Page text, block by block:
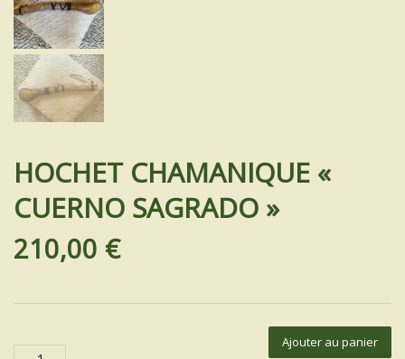
INSTRUMENTS SACRÉS
MON BLOG
ME CONTACTER
MON COMPTE
HOCHET CHAMANIQUE «
CUERNO SAGRADO »
210,00 €
Ajouter au panier